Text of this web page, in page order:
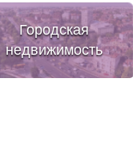
Городская
недвижимость